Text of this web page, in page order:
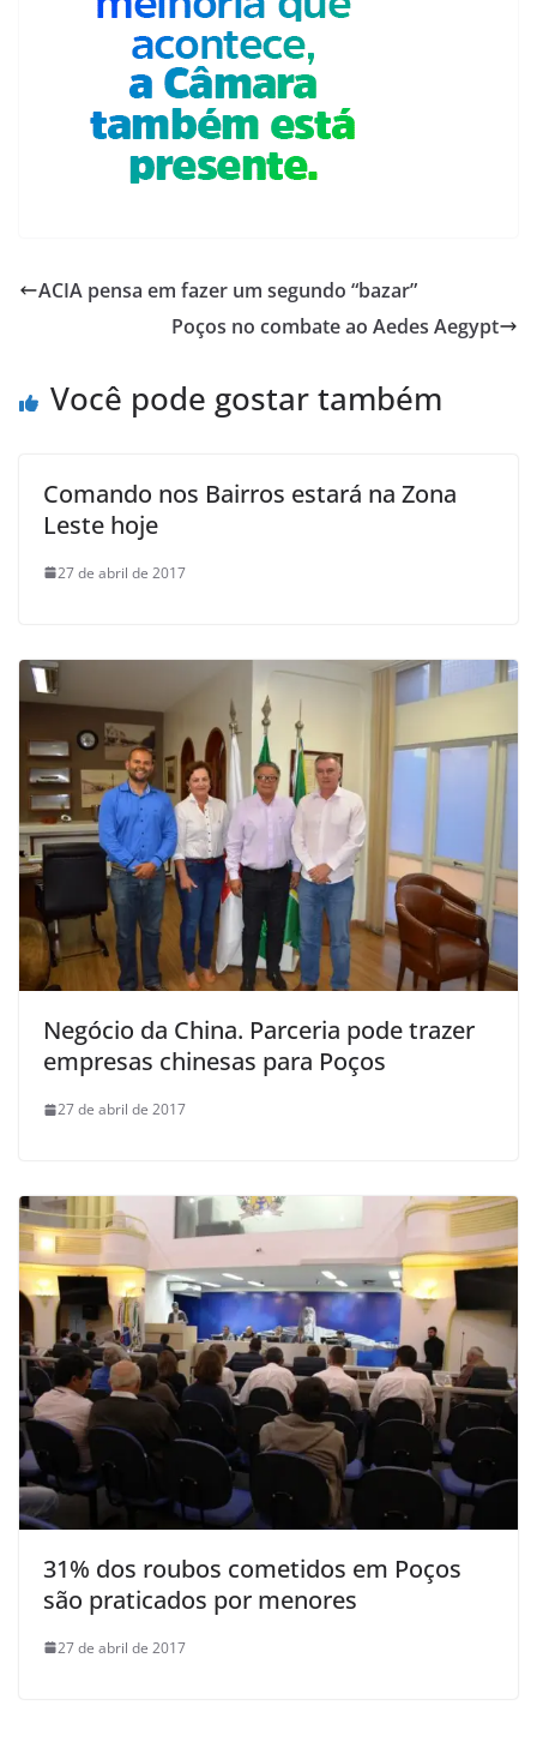
ACIA pensa em fazer um segundo “bazar”
Poços no combate ao Aedes Aegypt
Você pode gostar também
Comando nos Bairros estará na Zona
Leste hoje
27 de abril de 2017
Negócio da China. Parceria pode trazer
empresas chinesas para Poços
27 de abril de 2017
31% dos roubos cometidos em Poços
são praticados por menores
27 de abril de 2017